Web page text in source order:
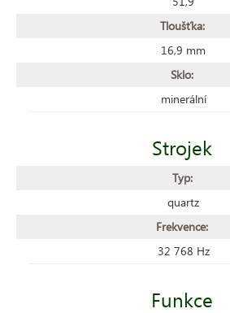
Tloušťka:
16,9 mm
Sklo:
minerální
Strojek
Typ:
quartz
Frekvence:
32 768 Hz
Funkce